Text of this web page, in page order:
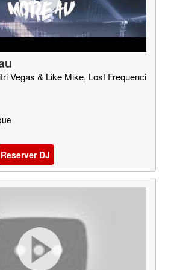
Vegas & Like Mike, Lost Frequenci
Reserver DJ